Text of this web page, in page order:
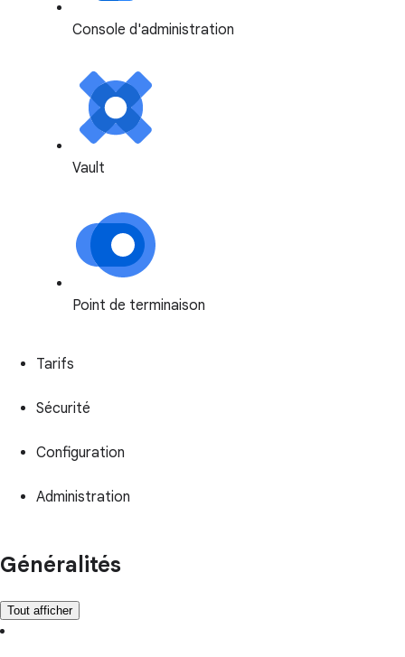
Console d'administration
Vault
Point de terminaison
Tarifs
Sécurité
Configuration
Administration
Généralités
Tout afficher